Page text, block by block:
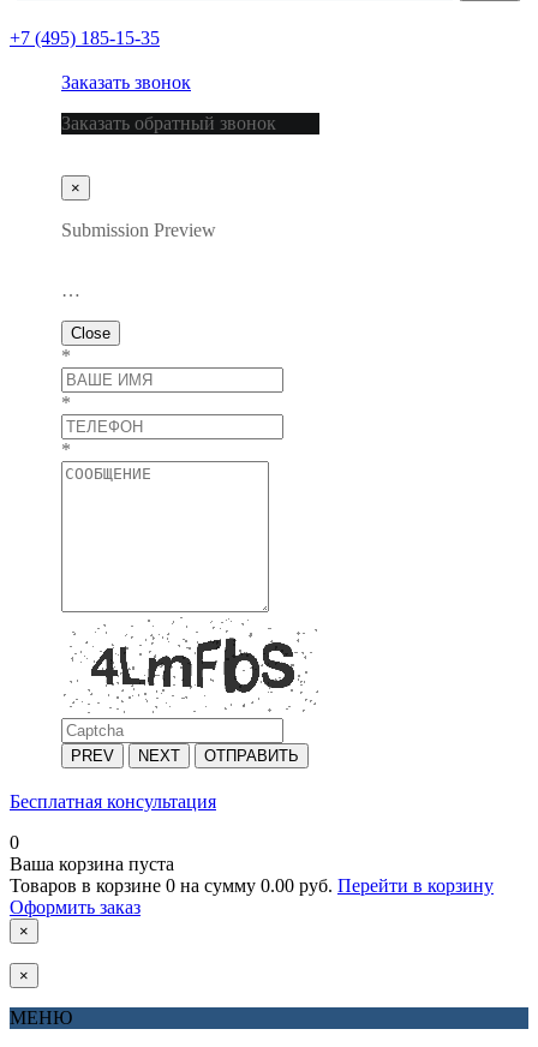
+7 (495) 185-15-35
Заказать звонок
Заказать обратный звонок
×
Submission Preview
…
Close
*
*
*
PREV NEXT ОТПРАВИТЬ
Бесплатная консультация
0
Ваша корзина пуста
Товаров в корзине 0 на сумму 0.00 руб. Перейти в корзину
Оформить заказ
×
×
МЕНЮ